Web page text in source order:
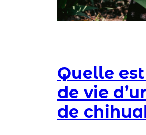
Quelle
de vie
de